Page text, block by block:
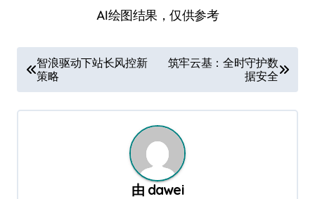
AI绘图结果，仅供参考
章
导
智浪驱动下站长风控新
策略
筑牢云基：全时守护数
据安全
由 dawei